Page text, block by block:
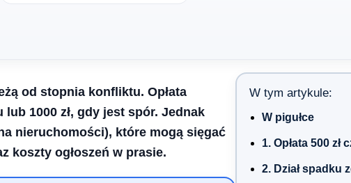
od stopnia konfliktu. Opłata
1000 zł, gdy jest spór. Jednak
nieruchomości), które mogą sięgać
koszty ogłoszeń w prasie.
W tym artykule:
W pigułce
1. Opłata 500 zł
2. Dział spadku